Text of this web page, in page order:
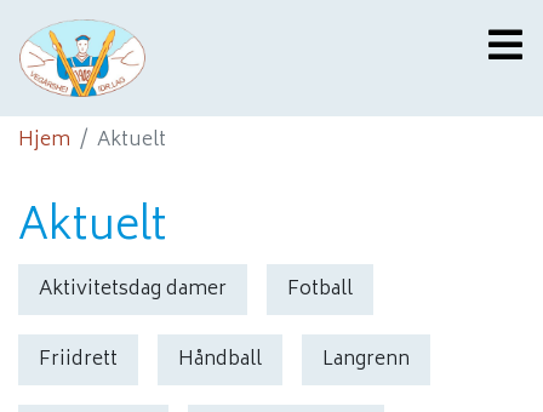
Hjem Aktuelt
Aktuelt
Aktivitetsdag damer Fotball
Friidrett Håndball Langrenn